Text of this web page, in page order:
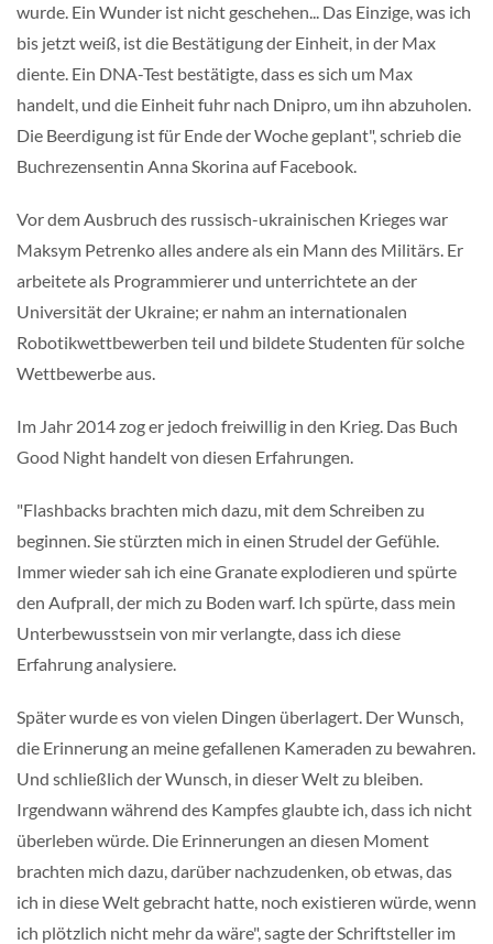
wurde. Ein Wunder ist nicht geschehen... Das Einzige, was ich
bis jetzt weiß, ist die Bestätigung der Einheit, in der Max
diente. Ein DNA-Test bestätigte, dass es sich um Max
handelt, und die Einheit fuhr nach Dnipro, um ihn abzuholen.
Die Beerdigung ist für Ende der Woche geplant", schrieb die
Buchrezensentin Anna Skorina auf Facebook.
Vor dem Ausbruch des russisch-ukrainischen Krieges war
Maksym Petrenko alles andere als ein Mann des Militärs. Er
arbeitete als Programmierer und unterrichtete an der
Universität der Ukraine; er nahm an internationalen
Robotikwettbewerben teil und bildete Studenten für solche
Wettbewerbe aus.
Im Jahr 2014 zog er jedoch freiwillig in den Krieg. Das Buch
Good Night handelt von diesen Erfahrungen.
"Flashbacks brachten mich dazu, mit dem Schreiben zu
beginnen. Sie stürzten mich in einen Strudel der Gefühle.
Immer wieder sah ich eine Granate explodieren und spürte
den Aufprall, der mich zu Boden warf. Ich spürte, dass mein
Unterbewusstsein von mir verlangte, dass ich diese
Erfahrung analysiere.
Später wurde es von vielen Dingen überlagert. Der Wunsch,
die Erinnerung an meine gefallenen Kameraden zu bewahren.
Und schließlich der Wunsch, in dieser Welt zu bleiben.
Irgendwann während des Kampfes glaubte ich, dass ich nicht
überleben würde. Die Erinnerungen an diesen Moment
brachten mich dazu, darüber nachzudenken, ob etwas, das
ich in diese Welt gebracht hatte, noch existieren würde, wenn
ich plötzlich nicht mehr da wäre", sagte der Schriftsteller im